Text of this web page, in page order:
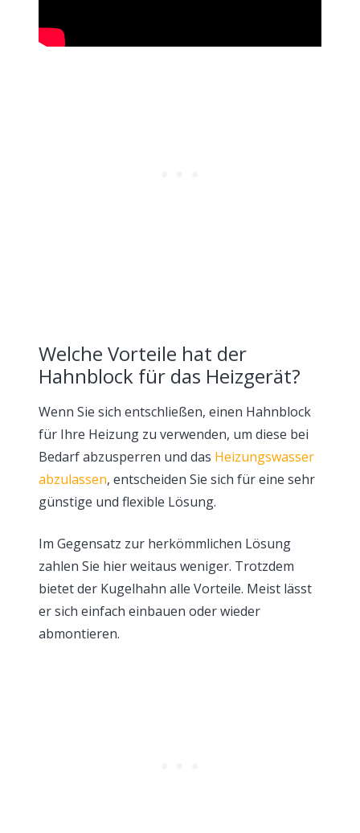
Welche Vorteile hat der
Hahnblock für das Heizgerät?
Wenn Sie sich entschließen, einen Hahnblock
für Ihre Heizung zu verwenden, um diese bei
Bedarf abzusperren und das Heizungswasser
abzulassen, entscheiden Sie sich für eine sehr
günstige und flexible Lösung.
Im Gegensatz zur herkömmlichen Lösung
zahlen Sie hier weitaus weniger. Trotzdem
bietet der Kugelhahn alle Vorteile. Meist lässt
er sich einfach einbauen oder wieder
abmontieren.